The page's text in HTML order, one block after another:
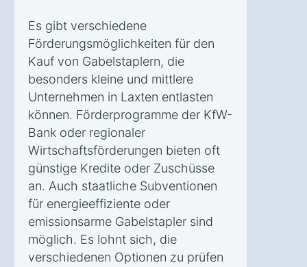
Es gibt verschiedene
Förderungsmöglichkeiten für den
Kauf von Gabelstaplern, die
besonders kleine und mittlere
Unternehmen in Laxten entlasten
können. Förderprogramme der KfW-
Bank oder regionaler
Wirtschaftsförderungen bieten oft
günstige Kredite oder Zuschüsse
an. Auch staatliche Subventionen
für energieeffiziente oder
emissionsarme Gabelstapler sind
möglich. Es lohnt sich, die
verschiedenen Optionen zu prüfen